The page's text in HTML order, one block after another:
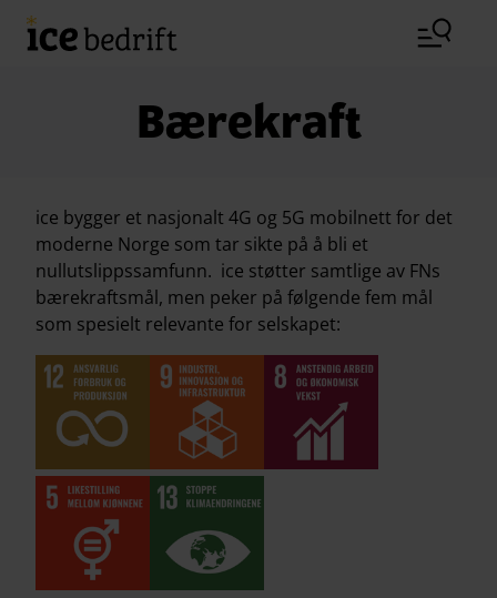
Hopp til hovedinnhold (Trykk Enter)
Bærekraft
ice bygger et nasjonalt 4G og 5G mobilnett for det
moderne Norge som tar sikte på å bli et
nullutslippssamfunn. ice støtter samtlige av FNs
bærekraftsmål, men peker på følgende fem mål
som spesielt relevante for selskapet: